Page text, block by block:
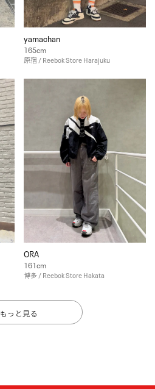
yamachan
165cm
原宿 / Reebok Store Harajuku
ORA
161cm
博多 / Reebok Store Hakata
もっと見る